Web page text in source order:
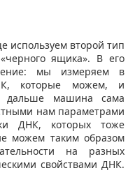
используем второй тип
ящика». В его
мы измеряем в
которые можем, и
дальше машина сама
нам параметрами
ДНК, которых тоже
можем таким образом
на разных
свойствами ДНК.